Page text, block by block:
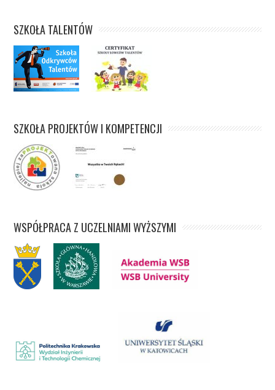
SZKOŁA TALENTÓW
SZKOŁA PROJEKTÓW I KOMPETENCJI
WSPÓŁPRACA Z UCZELNIAMI WYŻSZYMI